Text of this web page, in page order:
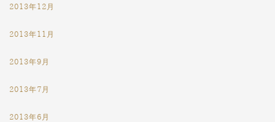
2013年12月
2013年11月
2013年9月
2013年7月
2013年6月